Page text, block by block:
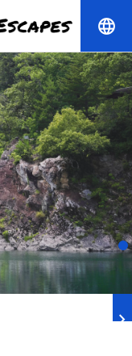
language
chevron_right